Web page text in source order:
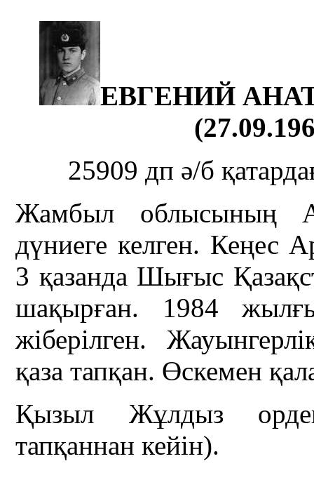
ЕВГЕНИЙ
25909 дп ә/б
Жамбыл облысының
дүниеге келген. Кеңес
3 қазанда Шығыс
шақырған. 1984
жіберілген.
қаза тапқан. Өскемен
Қызыл Жұлдыз
тапқаннан кейін).